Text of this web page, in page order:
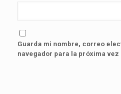
Guarda mi nombre, correo
navegador para la próxima vez